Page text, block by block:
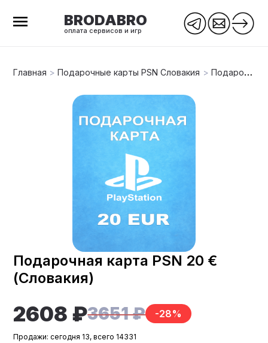
BRODABRO
оплата сервисов и игр
Главная >Подарочные карты PSN Словакия >Подарочная карта PSN 20 € (Словакия)
Подарочная карта PSN 20 €
(Словакия)
2608 ₽3651 ₽ -28%
Продажи: сегодня 13, всего 14331